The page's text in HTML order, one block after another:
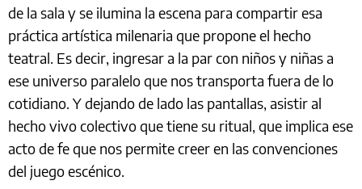
de la sala y se ilumina la escena para compartir esa
práctica artística milenaria que propone el hecho
teatral. Es decir, ingresar a la par con niños y niñas a
ese universo paralelo que nos transporta fuera de lo
cotidiano. Y dejando de lado las pantallas, asistir al
hecho vivo colectivo que tiene su ritual, que implica ese
acto de fe que nos permite creer en las convenciones
del juego escénico.